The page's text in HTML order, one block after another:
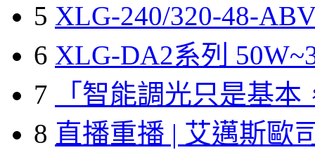
5 XLG-240/320-48-
6 XLG-DA2系列
7
「智能調光只是基本
8 直播重播 | 艾邁斯歐